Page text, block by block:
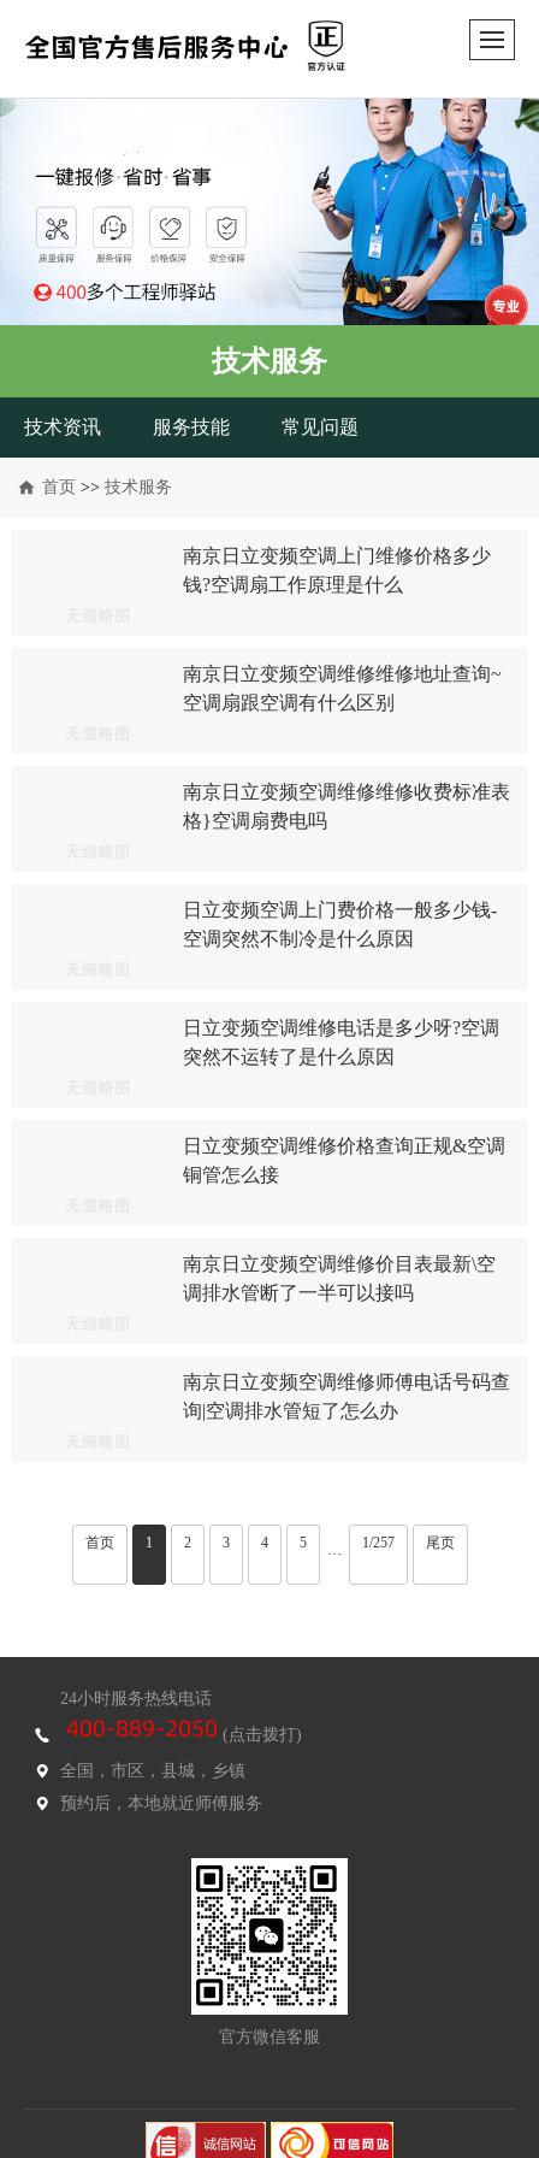
技术服务
技术资讯 服务技能 常见问题
首页 >> 技术服务
南京日立变频空调上门维修价格多少
钱?空调扇工作原理是什么
南京日立变频空调维修维修地址查询~
空调扇跟空调有什么区别
南京日立变频空调维修维修收费标准表
格}空调扇费电吗
日立变频空调上门费价格一般多少钱-
空调突然不制冷是什么原因
日立变频空调维修电话是多少呀?空调
突然不运转了是什么原因
日立变频空调维修价格查询正规&空调
铜管怎么接
南京日立变频空调维修价目表最新\空
调排水管断了一半可以接吗
南京日立变频空调维修师傅电话号码查
询|空调排水管短了怎么办
首页 1 2 3 4 5
···
1/257 尾页
24小时服务热线电话
(点击拨打)
全国，市区，县城，乡镇
预约后，本地就近师傅服务
官方微信客服